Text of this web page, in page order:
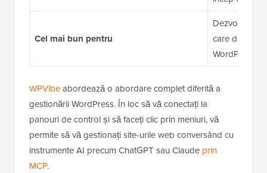
Cel mai bun pentru
Dezvoltatori,
care doresc
WordPress
WPVibeabordează o abordare complet diferită a
gestionării WordPress. În loc să vă conectați la
panouri de control și să faceți clic prin meniuri, vă
permite să vă gestionați site-urile web conversând cu
instrumente AI precum ChatGPT sau Claude prin
MCP.